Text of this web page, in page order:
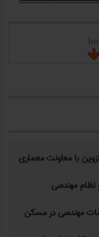

با معاونت معماری
نظام مهندسی
هزینه خدمات مهندسی در مسکن